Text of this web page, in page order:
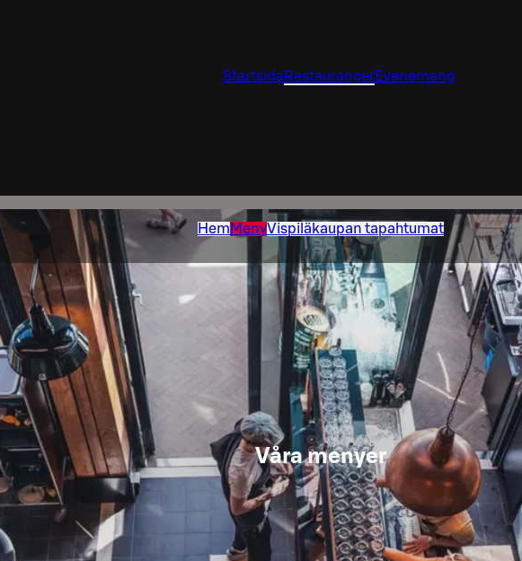
Startsida RestaurangerEvenemang
Hem MenyVispiläkaupan tapahtumat
Våra menyer